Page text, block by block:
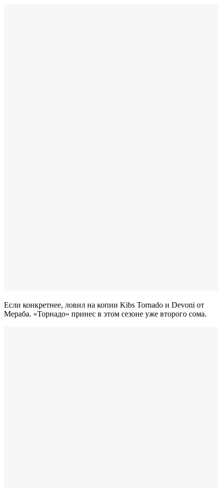
Если конкретнее, ловил на копии Kibs Tornado и Devoni от
Мераба. «Торнадо» принес в этом сезоне уже второго сома.